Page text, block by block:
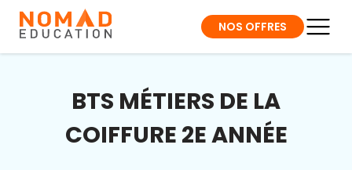
NOS OFFRES
BTS MÉTIERS DE LA
COIFFURE 2E ANNÉE